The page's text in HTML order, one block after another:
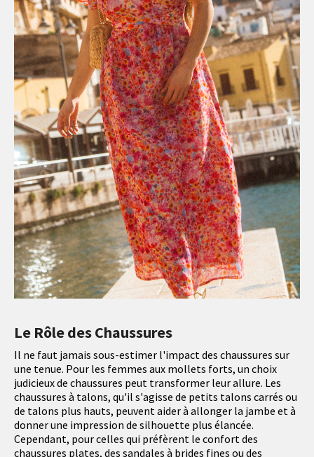
Le Rôle des Chaussures
Il ne faut jamais sous-estimer l'impact des chaussures sur
une tenue. Pour les femmes aux mollets forts, un choix
judicieux de chaussures peut transformer leur allure. Les
chaussures à talons, qu'il s'agisse de petits talons carrés ou
de talons plus hauts, peuvent aider à allonger la jambe et à
donner une impression de silhouette plus élancée.
Cependant, pour celles qui préfèrent le confort des
chaussures plates, des sandales à brides fines ou des